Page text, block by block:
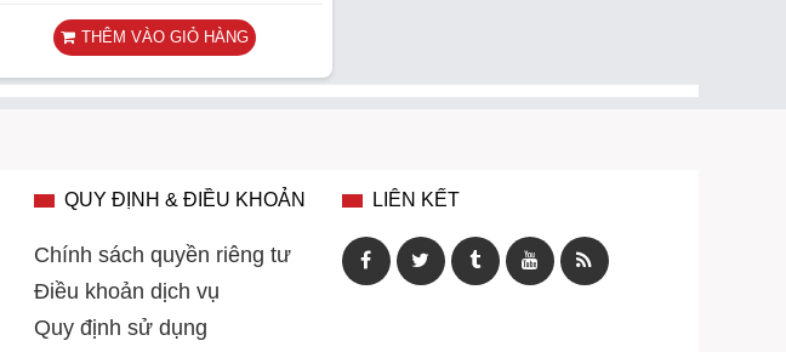
THÊM VÀO GIỎ HÀNG
QUY ĐỊNH & ĐIỀU KHOẢN
Chính sách quyền riêng tư
Điều khoản dịch vụ
Quy định sử dụng
LIÊN KẾT